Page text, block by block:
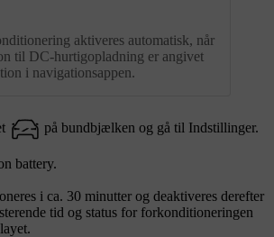
aktiveres automatisk, når
til DC-hurtigopladning er angivet
i navigationsappen.
på bundbjælken og gå til Indstillinger.
battery.
i ca. 30 minutter og deaktiveres derefter
tid og status for forkonditioneringen